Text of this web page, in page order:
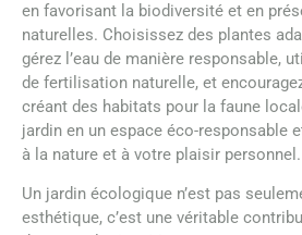
en favorisant la biodiversité et en
naturelles. Choisissez des plantes
gérez l’eau de manière responsable,
de fertilisation naturelle, et
créant des habitats pour la faune
jardin en un espace éco-responsable
à la nature et à votre plaisir personnel.
Un jardin écologique n’est pas
esthétique, c’est une véritable